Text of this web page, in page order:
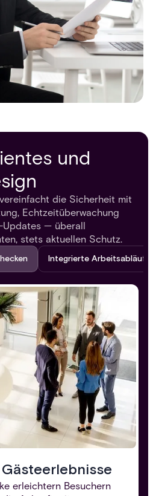
und
die Sicherheit mit
Echtzeitüberwachung
— überall
stets aktuellen Schutz.
Integrierte Arbeitsabläufe
erleichtern Besuchern